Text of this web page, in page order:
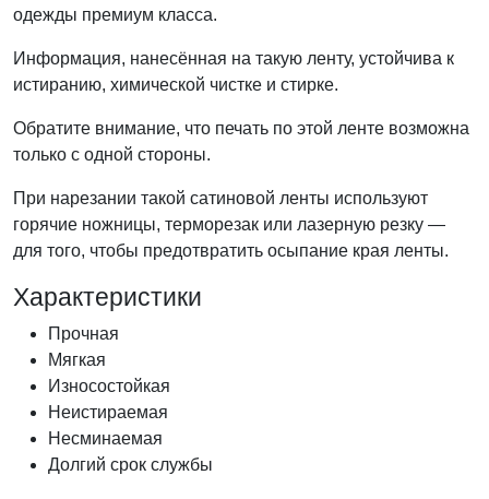
одежды премиум класса.
Информация, нанесённая на такую ленту, устойчива к
истиранию, химической чистке и стирке.
Обратите внимание, что печать по этой ленте возможна
только с одной стороны.
При нарезании такой сатиновой ленты используют
горячие ножницы, терморезак или лазерную резку —
для того, чтобы предотвратить осыпание края ленты.
Характеристики
Прочная
Мягкая
Износостойкая
Неистираемая
Несминаемая
Долгий срок службы